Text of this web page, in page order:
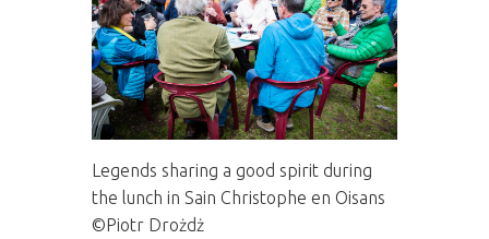
Legends sharing a good spirit during
the lunch in Sain Christophe en Oisans
©Piotr Drożdż